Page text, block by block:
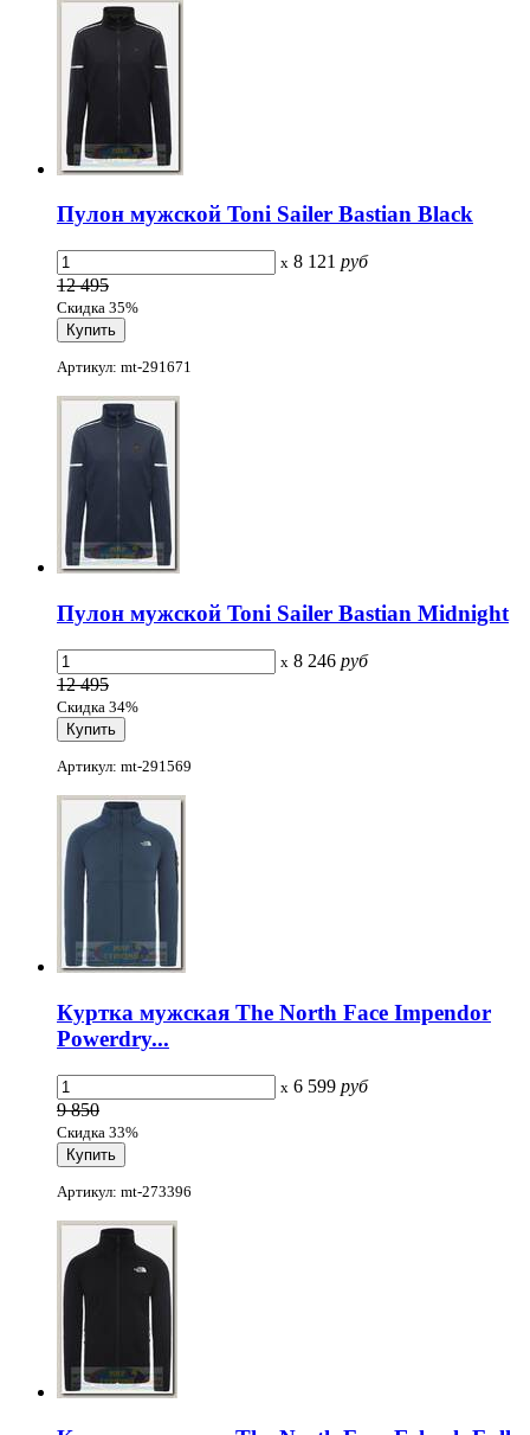
Пулон мужской Toni Sailer Bastian Black
x 8 121 руб
12 495
Скидка 35%
Артикул: mt-291671
Пулон мужской Toni Sailer Bastian Midnight
x 8 246 руб
12 495
Скидка 34%
Артикул: mt-291569
Куртка мужская The North Face Impendor
Powerdry...
x 6 599 руб
9 850
Скидка 33%
Артикул: mt-273396